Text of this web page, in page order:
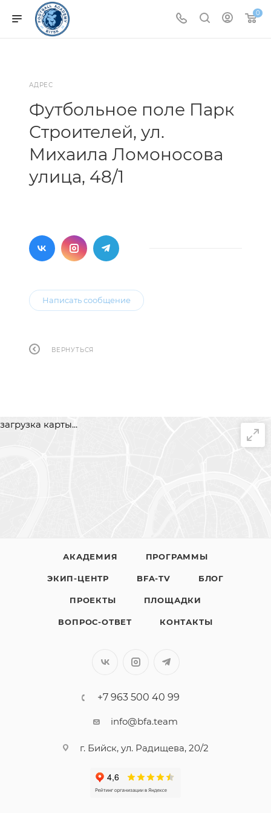
0
АДРЕС
Футбольное поле Парк
Строителей, ул.
Михаила Ломоносова
улица, 48/1
Написать сообщение
ВЕРНУТЬСЯ
загрузка карты...
АКАДЕМИЯ ПРОГРАММЫ
ЭКИП-ЦЕНТР BFA-TV БЛОГ
ПРОЕКТЫ ПЛОЩАДКИ
ВОПРОС-ОТВЕТ КОНТАКТЫ
+7 963 500 40 99
info@bfa.team
г. Бийск, ул. Радищева, 20/2